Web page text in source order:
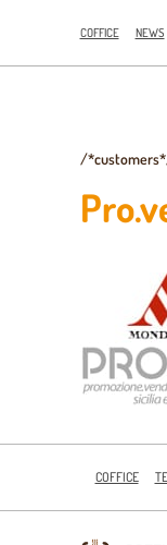
COFFICE NEWS
/
COFFICE